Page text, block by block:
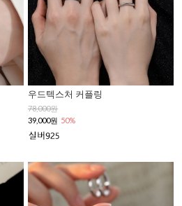
우드텍스처 커플링
78,000원
39,000원 50%